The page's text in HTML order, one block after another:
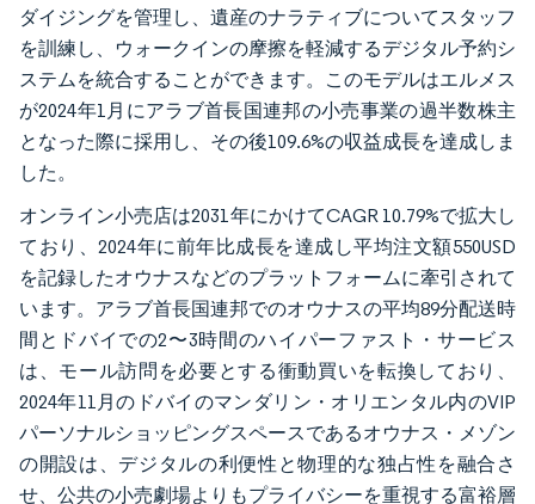
ダイジングを管理し、遺産のナラティブについてスタッフ
を訓練し、ウォークインの摩擦を軽減するデジタル予約シ
ステムを統合することができます。このモデルはエルメス
が2024年1月にアラブ首長国連邦の小売事業の過半数株主
となった際に採用し、その後109.6%の収益成長を達成しま
した。
オンライン小売店は2031年にかけてCAGR 10.79%で拡大し
ており、2024年に前年比成長を達成し平均注文額550USD
を記録したオウナスなどのプラットフォームに牽引されて
います。アラブ首長国連邦でのオウナスの平均89分配送時
間とドバイでの2〜3時間のハイパーファスト・サービス
は、モール訪問を必要とする衝動買いを転換しており、
2024年11月のドバイのマンダリン・オリエンタル内のVIP
パーソナルショッピングスペースであるオウナス・メゾン
の開設は、デジタルの利便性と物理的な独占性を融合さ
せ、公共の小売劇場よりもプライバシーを重視する富裕層